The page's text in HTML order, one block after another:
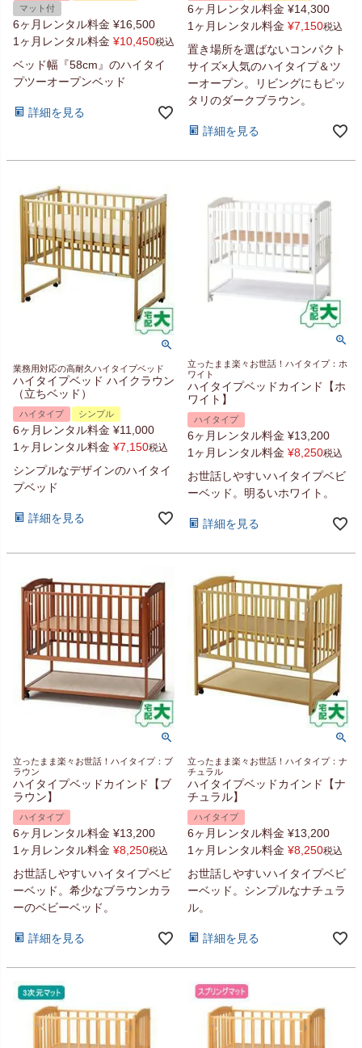
マット付
6ヶ月レンタル料金 ¥16,500
1ヶ月レンタル料金 ¥10,450税込
ベッド幅『58cm』のハイタイ
プツーオープンベッド
詳細を見る
6ヶ月レンタル料金 ¥14,300
1ヶ月レンタル料金 ¥7,150税込
置き場所を選ばないコンパクト
サイズ×人気のハイタイプ＆ツ
ーオープン。リビングにもピッ
タリのダークブラウン。
詳細を見る
業務用対応の高耐久ハイタイプベッド
ハイタイプベッド ハイクラウン
（立ちベッド）
ハイタイプ シンプル
6ヶ月レンタル料金 ¥11,000
1ヶ月レンタル料金 ¥7,150税込
シンプルなデザインのハイタイ
プベッド
詳細を見る
立ったまま楽々お世話！ハイタイプ：ホ
ワイト
ハイタイプベッドカインド【ホ
ワイト】
ハイタイプ
6ヶ月レンタル料金 ¥13,200
1ヶ月レンタル料金 ¥8,250税込
お世話しやすいハイタイプベビ
ーベッド。明るいホワイト。
詳細を見る
立ったまま楽々お世話！ハイタイプ：ブ
ラウン
ハイタイプベッドカインド【ブ
ラウン】
ハイタイプ
6ヶ月レンタル料金 ¥13,200
1ヶ月レンタル料金 ¥8,250税込
お世話しやすいハイタイプベビ
ーベッド。希少なブラウンカラ
ーのベビーベッド。
詳細を見る
立ったまま楽々お世話！ハイタイプ：ナ
チュラル
ハイタイプベッドカインド【ナ
チュラル】
ハイタイプ
6ヶ月レンタル料金 ¥13,200
1ヶ月レンタル料金 ¥8,250税込
お世話しやすいハイタイプベビ
ーベッド。シンプルなナチュラ
ル。
詳細を見る